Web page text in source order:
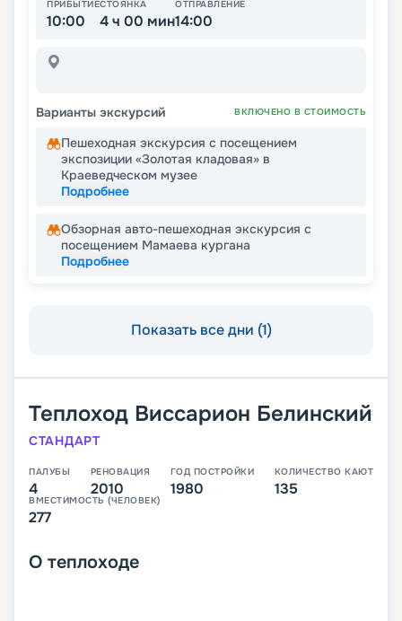
ПРИБЫТИЕ
10:00
СТОЯНКА
4 ч 00 мин
ОТПРАВЛЕНИЕ
14:00
Варианты экскурсий ВКЛЮЧЕНО В СТОИМОСТЬ
Пешеходная экскурсия с посещением
экспозиции «Золотая кладовая» в
Краеведческом музее
Подробнее
Обзорная авто-пешеходная экскурсия с
посещением Мамаева кургана
Подробнее
Показать все дни (1)
Теплоход Виссарион Белинский
СТАНДАРТ
ПАЛУБЫ
4
РЕНОВАЦИЯ
2010
ГОД ПОСТРОЙКИ
1980
КОЛИЧЕСТВО КАЮТ
135
ВМЕСТИМОСТЬ (ЧЕЛОВЕК)
277
О теплоходе